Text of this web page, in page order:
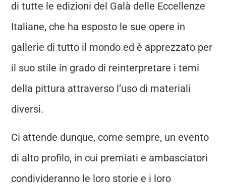
di tutte le edizioni del Galà delle Eccellenze
Italiane, che ha esposto le sue opere in
gallerie di tutto il mondo ed è apprezzato per
il suo stile in grado di reinterpretare i temi
della pittura attraverso l’uso di materiali
diversi.
Ci attende dunque, come sempre, un evento
di alto profilo, in cui premiati e ambasciatori
condivideranno le loro storie e i loro